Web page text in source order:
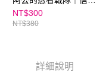
作品
NT$300
NT$380
詳細說明